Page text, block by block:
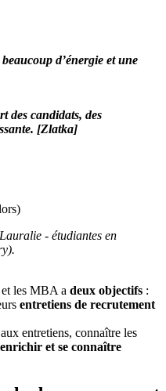
d’énergie et une
des candidats, des
[Zlatka]
- étudiantes en
les MBA a deux objectifs :
entretiens de recrutement
entretiens, connaître les
et se connaître